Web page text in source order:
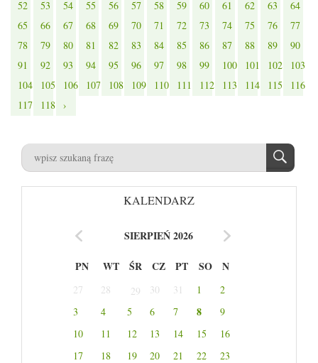
52 53 54 55 56 57 58 59 60 61 62 63
64
65
66 67 68 69 70 71 72 73 74 75 76
77
78
79 80 81 82 83 84 85 86 87 88 89
90
91
92 93 94 95 96 97 98 99 100 101 102
103
104
105 106 107 108 109 110 111 112 113 114 115
116
117
118 ›
KALENDARZ
SIERPIEŃ 2026
PN WT ŚR CZ PT SO N
27 28 29 30 31 1
2
3
4 5 6 7 8
9
10
11 12 13 14 15
16
17
18 19 20 21 22
23